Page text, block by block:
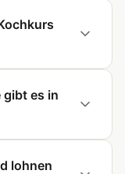
gibt es in
lohnen